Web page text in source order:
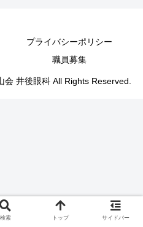
プライバシーポリシー
職員募集
井後眼科 All Rights Reserved.
検索 トップ サイドバー